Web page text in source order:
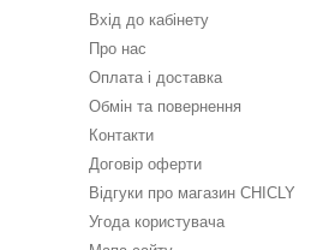
фасоном з асиметричним
драпірування і воланів. Для
з будь-якою комплекцією зможуть
дамам?
Вхід до кабінету
Про нас
Оплата і доставка
Обмін та повернення
Контакти
Договір оферти
Відгуки про магазин CHICLY
Угода користувача